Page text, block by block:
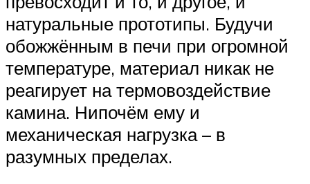
натуральные прототипы. Будучи
обожжённым в печи при огромной
температуре, материал никак не
реагирует на термовоздействие
камина. Нипочём ему и
механическая нагрузка – в
разумных пределах.